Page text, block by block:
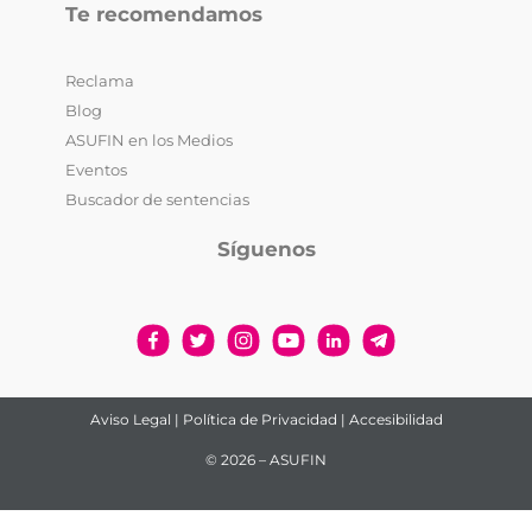
Te recomendamos
Reclama
Blog
ASUFIN en los Medios
Eventos
Buscador de sentencias
Síguenos
Aviso Legal | Política de Privacidad | Accesibilidad
© 2026 – ASUFIN